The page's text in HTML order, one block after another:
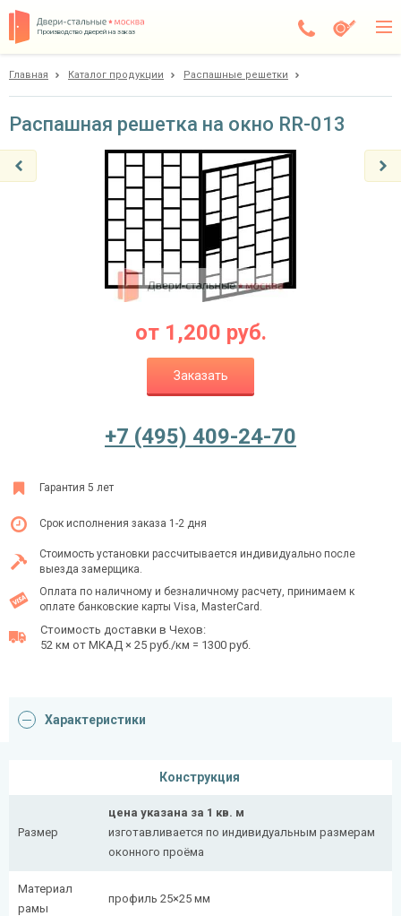
Производство дверей на заказ
Доставка
Установка
Покупателям
+7 (495) 409-24-70
Главная Каталог продукции Распашные решетки
Распашная решетка на окно RR-013
от 1,200 руб.
Заказать
+7 (495) 409-24-70
Гарантия 5 лет
Срок исполнения заказа 1-2 дня
Стоимость установки рассчитывается индивидуально после
выезда замерщика.
Оплата по наличному и безналичному расчету, принимаем к
оплате банковские карты Visa, MasterCard.
Стоимость доставки в Чехов:
52 км от МКАД × 25 руб./км = 1300 руб.
Характеристики
Конструкция
Размер
цена указана за 1 кв. м
изготавливается по индивидуальным размерам
оконного проёма
Материал
рамы
профиль 25×25 мм